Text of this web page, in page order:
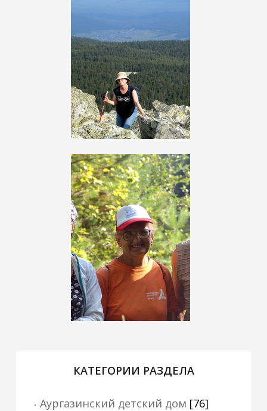
КАТЕГОРИИ РАЗДЕЛА
Аургазинский детский дом [76]